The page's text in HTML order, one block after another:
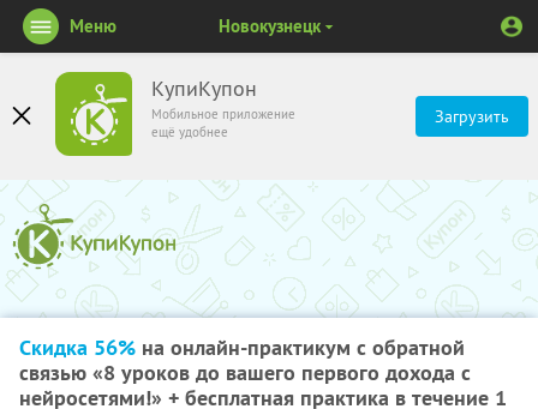
КупиКупон
Мобильное приложение
ещё удобнее
Загрузить
Меню Новокузнецк
Скидка 56% на онлайн-практикум с обратной
связью «8 уроков до вашего первого дохода с
нейросетями!» + бесплатная практика в течение 1